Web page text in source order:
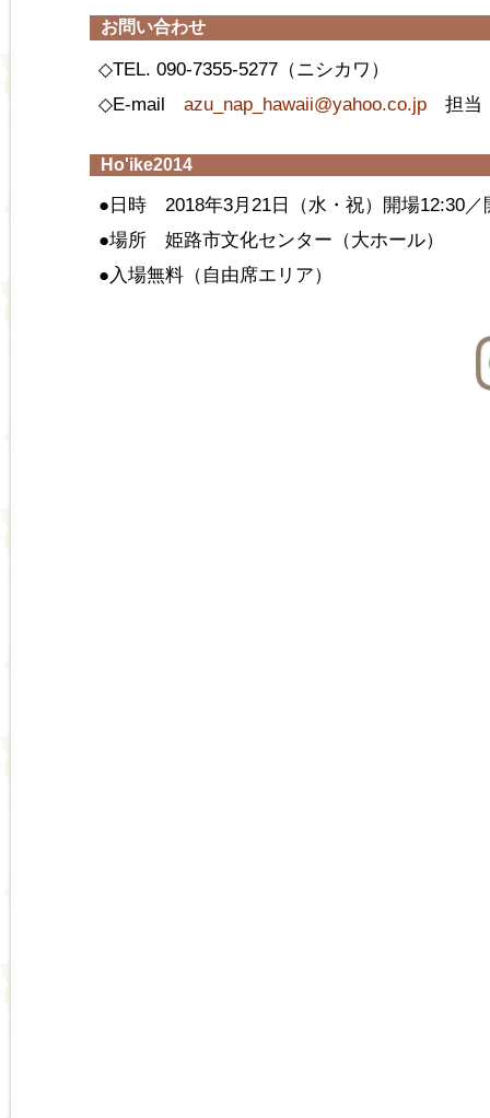
お問い合わせ
◇TEL. 090-7355-5277（ニシカワ）
◇E-mail azu_nap_hawaii@yahoo.co.jp担当
Ho'ike2014
●日時 2018年3月21日（水・祝）開場12:30／
●場所 姫路市文化センター（大ホール）
●入場無料（自由席エリア）